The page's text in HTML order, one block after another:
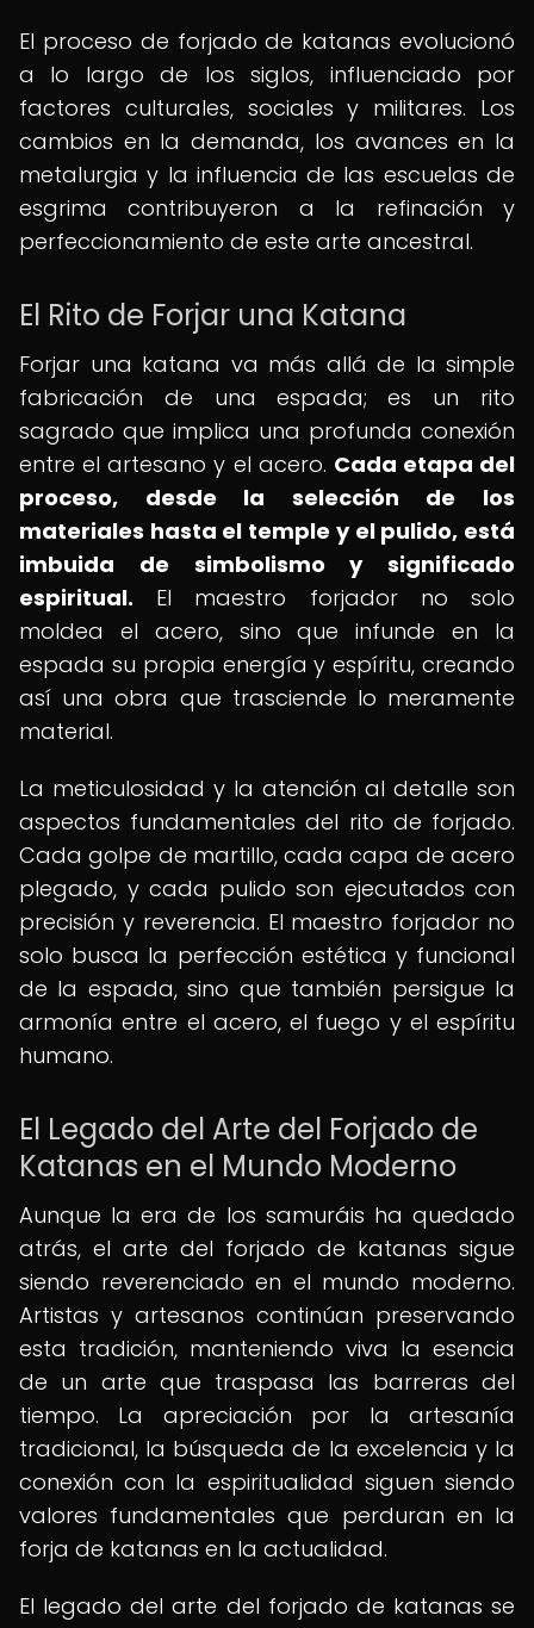
El proceso de forjado de katanas evolucionó
a lo largo de los siglos, influenciado por
factores culturales, sociales y militares. Los
cambios en la demanda, los avances en la
metalurgia y la influencia de las escuelas de
esgrima contribuyeron a la refinación y
perfeccionamiento de este arte ancestral.
El Rito de Forjar una Katana
Forjar una katana va más allá de la simple
fabricación de una espada; es un rito
sagrado que implica una profunda conexión
entre el artesano y el acero. Cada etapa del
proceso, desde la selección de los
materiales hasta el temple y el pulido, está
imbuida de simbolismo y significado
espiritual. El maestro forjador no solo
moldea el acero, sino que infunde en la
espada su propia energía y espíritu, creando
así una obra que trasciende lo meramente
material.
La meticulosidad y la atención al detalle son
aspectos fundamentales del rito de forjado.
Cada golpe de martillo, cada capa de acero
plegado, y cada pulido son ejecutados con
precisión y reverencia. El maestro forjador no
solo busca la perfección estética y funcional
de la espada, sino que también persigue la
armonía entre el acero, el fuego y el espíritu
humano.
El Legado del Arte del Forjado de
Katanas en el Mundo Moderno
Aunque la era de los samuráis ha quedado
atrás, el arte del forjado de katanas sigue
siendo reverenciado en el mundo moderno.
Artistas y artesanos continúan preservando
esta tradición, manteniendo viva la esencia
de un arte que traspasa las barreras del
tiempo. La apreciación por la artesanía
tradicional, la búsqueda de la excelencia y la
conexión con la espiritualidad siguen siendo
valores fundamentales que perduran en la
forja de katanas en la actualidad.
El legado del arte del forjado de katanas se